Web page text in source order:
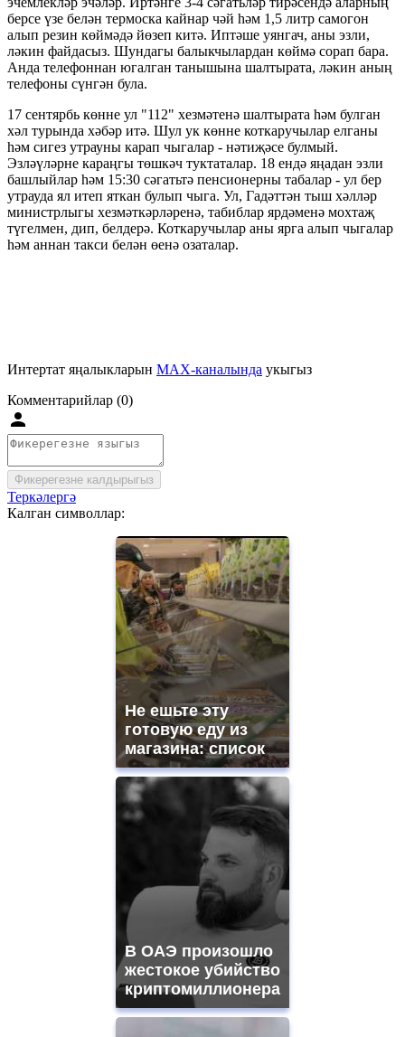
берсе үзе белән термоска кайнар чәй һәм 1,5 литр самогон
алып резин көймәдә йөзеп китә. Иптәше уянгач, аны эзли,
ләкин файдасыз. Шундагы балыкчылардан көймә сорап бара.
Анда телефоннан югалган танышына шалтырата, ләкин аның
телефоны сүнгән була.
17 сентярбь көнне ул "112" хезмәтенә шалтырата һәм булган
хәл турында хәбәр итә. Шул ук көнне коткаручылар елганы
һәм сигез утрауны карап чыгалар - нәтиҗәсе булмый.
Эзләүләрне караңгы төшкәч туктаталар. 18 ендә яңадан эзли
башлыйлар һәм 15:30 сәгатьтә пенсионерны табалар - ул бер
утрауда ял итеп яткан булып чыга. Ул, Гадәттән тыш хәлләр
министрлыгы хезмәткәрләренә, табиблар ярдәменә мохтаҗ
түгелмен, дип, белдерә. Коткаручылар аны ярга алып чыгалар
һәм аннан такси белән өенә озаталар.
Интертат яңалыкларын MAX-каналында укыгыз
Комментарийлар (0)
Фикерегезне калдырыгыз
Теркәлергә
Калган символлар:
Не ешьте эту
готовую еду из
магазина: список
В ОАЭ произошло
жестокое убийство
криптомиллионера